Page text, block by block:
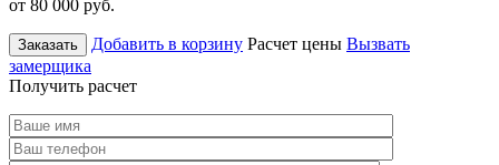
от 80 000 руб.
Заказать Добавить в корзину Расчет цены Вызвать
замерщика
Получить расчет